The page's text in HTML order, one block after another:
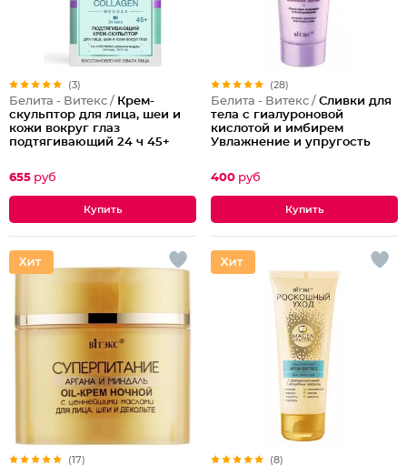
(3)
Белита - Витекс / Крем-
скульптор для лица, шеи и
кожи вокруг глаз
подтягивающий 24 ч 45+
655 руб
(28)
Белита - Витекс / Сливки для
тела с гиалуроновой
кислотой и имбирем
Увлажнение и упругость
400 руб
(17) (8)